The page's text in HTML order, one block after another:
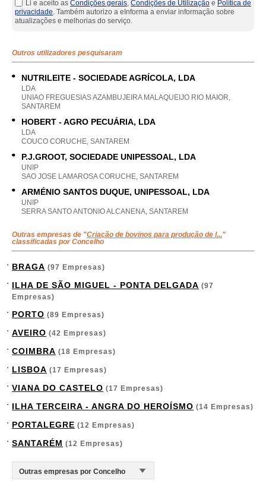
Li e aceito as Condições gerais, Condições de Utilização e Política de
privacidade. Também autorizo a eInforma a enviar informação sobre
atualizações e melhorias do serviço.
Outros utilizadores pesquisaram
NUTRILEITE - SOCIEDADE AGRÍCOLA, LDA
LDA
UNIAO FREGUESIAS AZAMBUJEIRA MALAQUEIJO RIO MAIOR,
SANTAREM
HOBERT - AGRO PECUÁRIA, LDA
LDA
COUCO CORUCHE, SANTAREM
P.J.GROOT, SOCIEDADE UNIPESSOAL, LDA
UNIP
SAO JOSE LAMAROSA CORUCHE, SANTAREM
ARMÉNIO SANTOS DUQUE, UNIPESSOAL, LDA
UNIP
SERRA SANTO ANTONIO ALCANENA, SANTAREM
Outras empresas de "Criação de bovinos para produção de l..."
classificadas por Concelho
BRAGA (97 Empresas)
ILHA DE SÃO MIGUEL - PONTA DELGADA (97
Empresas)
PORTO (89 Empresas)
AVEIRO (42 Empresas)
COIMBRA (18 Empresas)
LISBOA (17 Empresas)
VIANA DO CASTELO (17 Empresas)
ILHA TERCEIRA - ANGRA DO HEROÍSMO (14 Empresas)
PORTALEGRE (12 Empresas)
SANTARÉM (12 Empresas)